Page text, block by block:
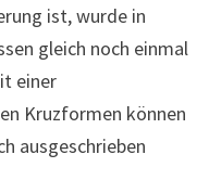
ist, wurde in
gleich noch einmal
einer
Kruzformen können
ausgeschrieben